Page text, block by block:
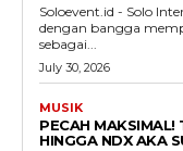
Soloevent.id - Solo
dengan bangga
sebagai...
July 30, 2026
MUSIK
PECAH MAKSIMAL!
HINGGA NDX AKA